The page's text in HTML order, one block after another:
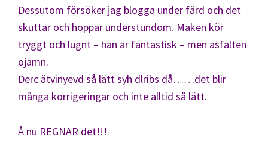
Dessutom försöker jag blogga under färd och det
skuttar och hoppar understundom. Maken kör
tryggt och lugnt – han är fantastisk – men asfalten
ojämn.
Derc ätvinyevd så lätt syh dlribs då……det blir
många korrigeringar och inte alltid så lätt.
Å nu REGNAR det!!!